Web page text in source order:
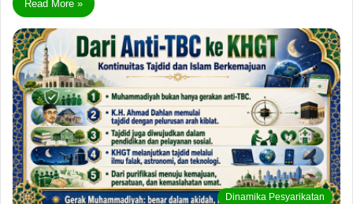
Read More »
Dinamika Pesyarikatan